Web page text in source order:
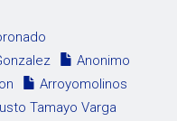
Anonimo
Arroyomolinos
Tamayo Varga